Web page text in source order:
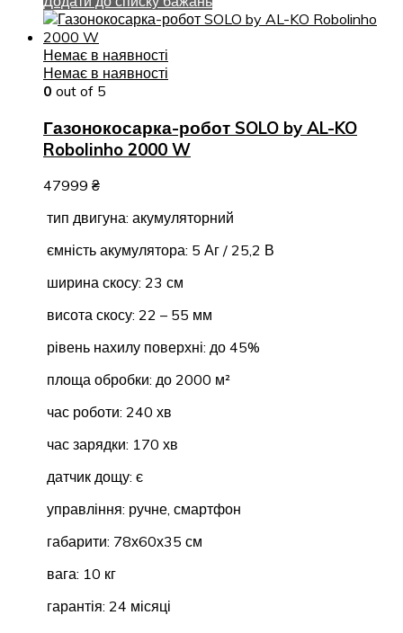
Немає в наявності
Немає в наявності
0 out of 5
Газонокосарка-робот SOLO by AL-KO
Robolinho 2000 W
47999 ₴
тип двигуна: акумуляторний
ємність акумулятора: 5 Аг / 25,2 В
ширина скосу: 23 см
висота скосу: 22 – 55 мм
рівень нахилу поверхні: до 45%
площа обробки: до 2000 м²
час роботи: 240 хв
час зарядки: 170 хв
датчик дощу: є
управління: ручне, смартфон
габарити: 78х60х35 см
вага: 10 кг
гарантія: 24 місяці